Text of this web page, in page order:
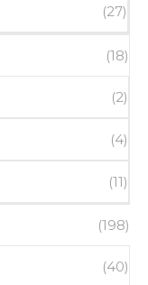
(27)
(18)
(2)
(4)
(11)
(198)
(40)